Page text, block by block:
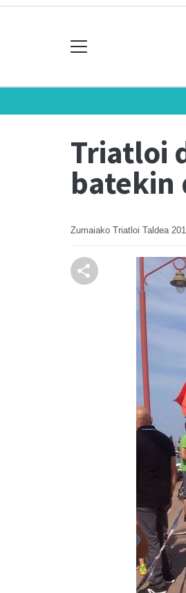
Triatloi
batekin
Zumaiako Triatloi Taldea